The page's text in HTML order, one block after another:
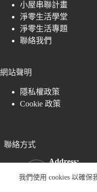
我們使用 cookies 以確保
小屋串聯計畫
淨零生活學堂
淨零生活專題
聯絡我們
網站聲明
隱私權政策
Cookie 政策
聯絡方式
Address:
萬華區中華
Taipei, Taiwan